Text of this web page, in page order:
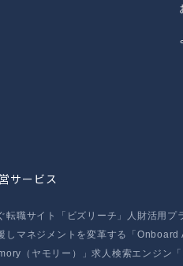
サービス
職サイト「ビズリーチ」 人財活用プ
しマネジメントを変革する「Onboard
（ヤモリー）」求人検索エンジン「